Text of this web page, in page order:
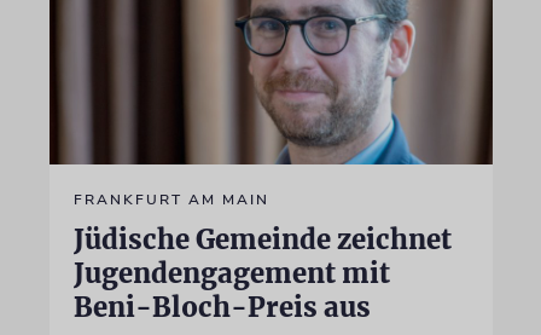
FRANKFURT AM MAIN
Jüdische Gemeinde zeichnet
Jugendengagement mit
Beni-Bloch-Preis aus